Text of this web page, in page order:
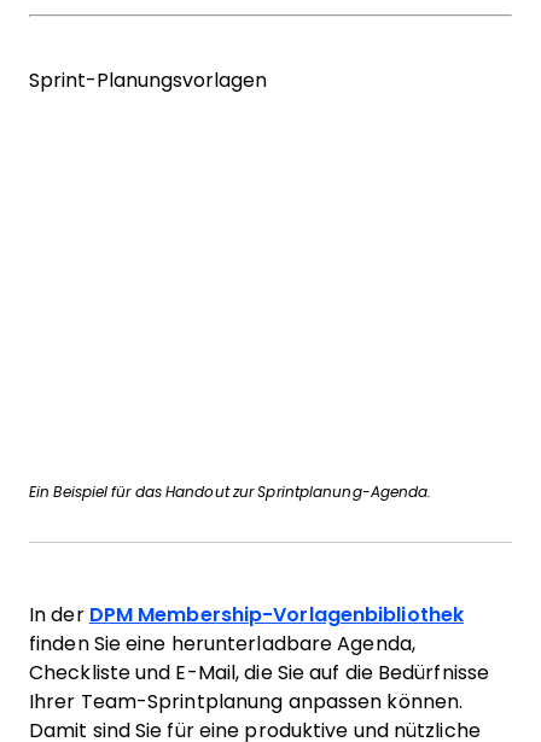
Sprint-Planungsvorlagen
Ein Beispiel für das Handout zur Sprintplanung-Agenda.
In der DPM Membership-Vorlagenbibliothek
finden Sie eine herunterladbare Agenda,
Checkliste und E-Mail, die Sie auf die Bedürfnisse
Ihrer Team-Sprintplanung anpassen können.
Damit sind Sie für eine produktive und nützliche